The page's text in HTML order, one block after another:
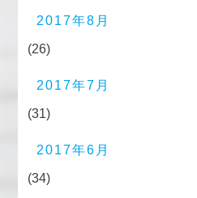
2017年8月
(26)
2017年7月
(31)
2017年6月
(34)